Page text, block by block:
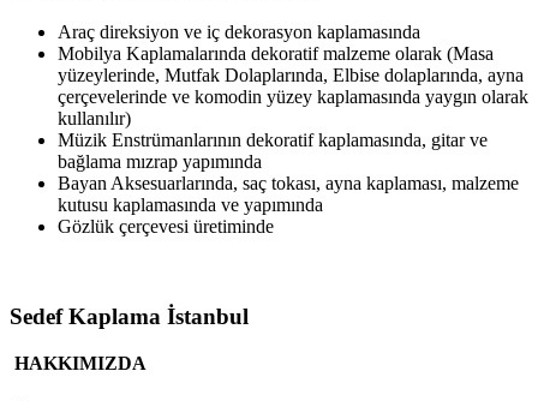
Araç direksiyon ve iç dekorasyon kaplamasında
Mobilya Kaplamalarında dekoratif malzeme olarak (Masa
yüzeylerinde, Mutfak Dolaplarında, Elbise dolaplarında, ayna
çerçevelerinde ve komodin yüzey kaplamasında yaygın olarak
kullanılır)
Müzik Enstrümanlarının dekoratif kaplamasında, gitar ve
bağlama mızrap yapımında
Bayan Aksesuarlarında, saç tokası, ayna kaplaması, malzeme
kutusu kaplamasında ve yapımında
Gözlük çerçevesi üretiminde
Sedef Kaplama İstanbul
HAKKIMIZDA